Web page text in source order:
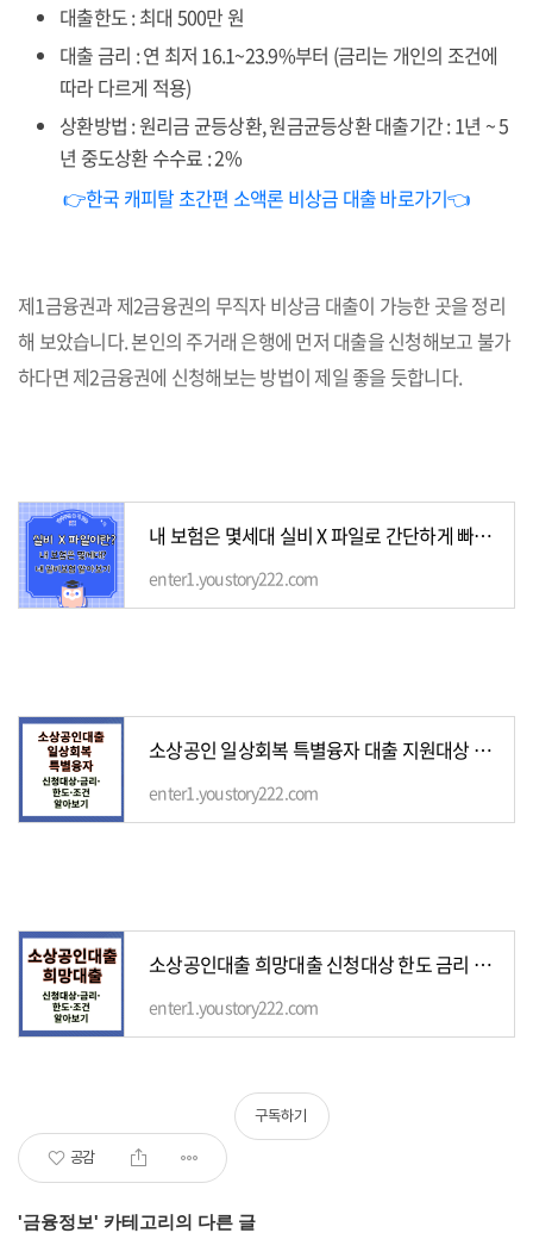
대출한도 : 최대 500만 원
대출 금리 : 연 최저 16.1~23.9%부터 (금리는 개인의 조건에
따라 다르게 적용)
상환방법 : 원리금 균등상환, 원금균등상환 대출기간 : 1년 ~ 5
년 중도상환 수수료 : 2%
👉한국 캐피탈 초간편 소액론 비상금 대출 바로가기👈
제1금융권과 제2금융권의 무직자 비상금 대출이 가능한 곳을 정리
해 보았습니다. 본인의 주거래 은행에 먼저 대출을 신청해보고 불가
하다면 제2금융권에 신청해보는 방법이 제일 좋을 듯합니다.
내 보험은 몇세대 실비 X 파일로 간단하게 빠르게 알아보기
enter1.youstory222.com
소상공인 일상회복 특별융자 대출 지원대상 한도 금리 신청방법
enter1.youstory222.com
소상공인대출 희망대출 신청대상 한도 금리 조건
enter1.youstory222.com
공감
구독하기
'금융정보' 카테고리의 다른 글